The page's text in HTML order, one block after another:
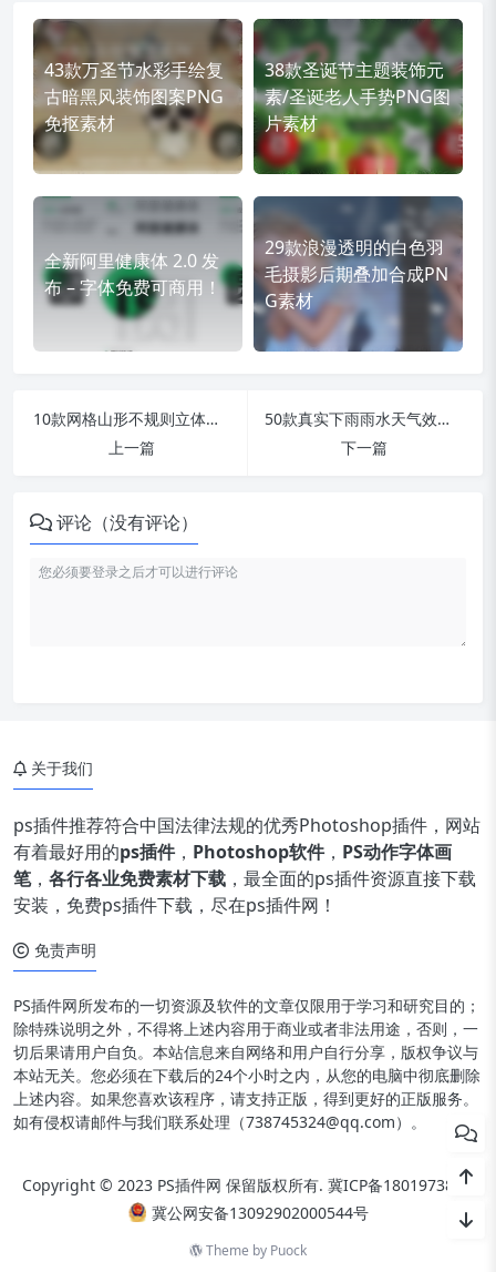
43款万圣节水彩手绘复
古暗黑风装饰图案PNG
免抠素材
38款圣诞节主题装饰元
素/圣诞老人手势PNG图
片素材
全新阿里健康体 2.0 发
布 – 字体免费可商用！
29款浪漫透明的白色羽
毛摄影后期叠加合成PN
G素材
10款网格山形不规则立体科技效果PS笔刷_附10款PNG免扣素材
上一篇
50款真实下雨雨水天气效果PS笔刷，一键添加逼真的大雨细雨效果！
下一篇
评论（没有评论）
关于我们
ps插件推荐符合中国法律法规的优秀Photoshop插件，网站
有着最好用的ps插件， Photoshop软件， PS动作字体画
笔， 各行各业免费素材下载 ，最全面的ps插件资源直接下载
安装，免费ps插件下载，尽在ps插件网！
免责声明
PS插件网所发布的一切资源及软件的文章仅限用于学习和研究目的；
除特殊说明之外，不得将上述内容用于商业或者非法用途，否则，一
切后果请用户自负。本站信息来自网络和用户自行分享，版权争议与
本站无关。您必须在下载后的24个小时之内，从您的电脑中彻底删除
上述内容。如果您喜欢该程序，请支持正版，得到更好的正版服务。
如有侵权请邮件与我们联系处理（738745324@qq.com）。
Copyright © 2023 PS插件网 保留版权所有. 冀ICP备18019738号
冀公网安备13092902000544号
Theme by Puock